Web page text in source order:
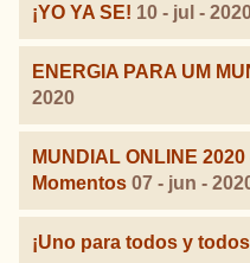
¡YO YA SE! 10 - jul -
ENERGIA PARA UM
2020
MUNDIAL ONLINE
Momentos 07 - jun -
¡Uno para todos y